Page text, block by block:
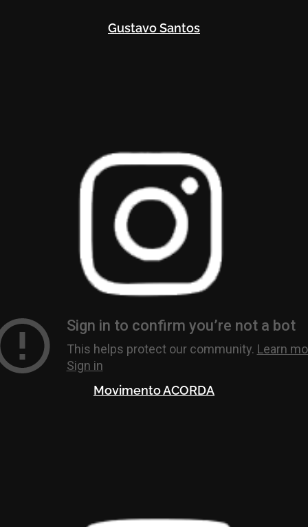
Gustavo Santos
Movimento ACORDA